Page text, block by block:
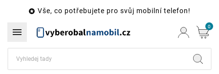
 Vše, co potřebujete pro svůj mobilní telefon!
 0